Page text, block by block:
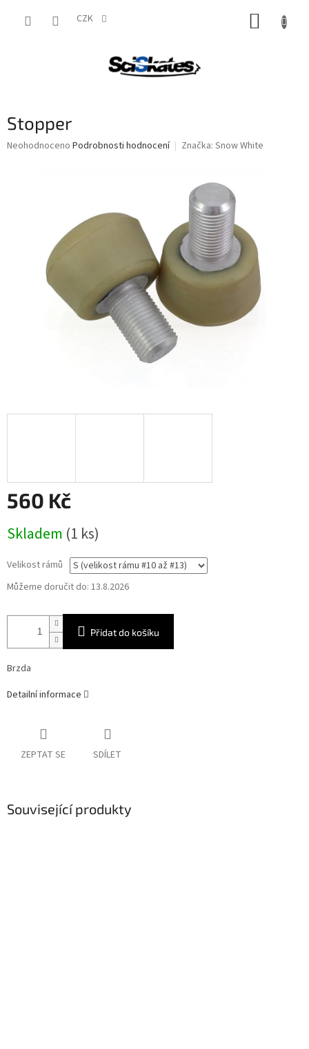
CZK
Stopper
Průměrné
Neohodnoceno Podrobnosti hodnocení Značka: Snow White
560 Kč
cena:
Skladem (1 ks)
Velikost rámů
Můžeme doručit do: 13.8.2026
Přidat do košíku
Brzda
Detailní informace
ZEPTAT SE SDÍLET
Související produkty